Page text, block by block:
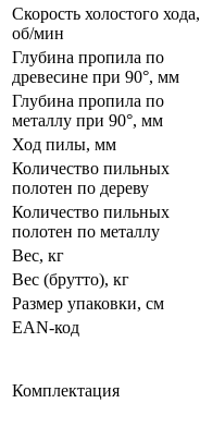
Скорость холостого хода,
об/мин
Глубина пропила по
древесине при 90°, мм
Глубина пропила по
металлу при 90°, мм
Ход пилы, мм
Количество пильных
полотен по дереву
Количество пильных
полотен по металлу
Вес, кг
Вес (брутто), кг
Размер упаковки, см
EAN-код
Комплектация